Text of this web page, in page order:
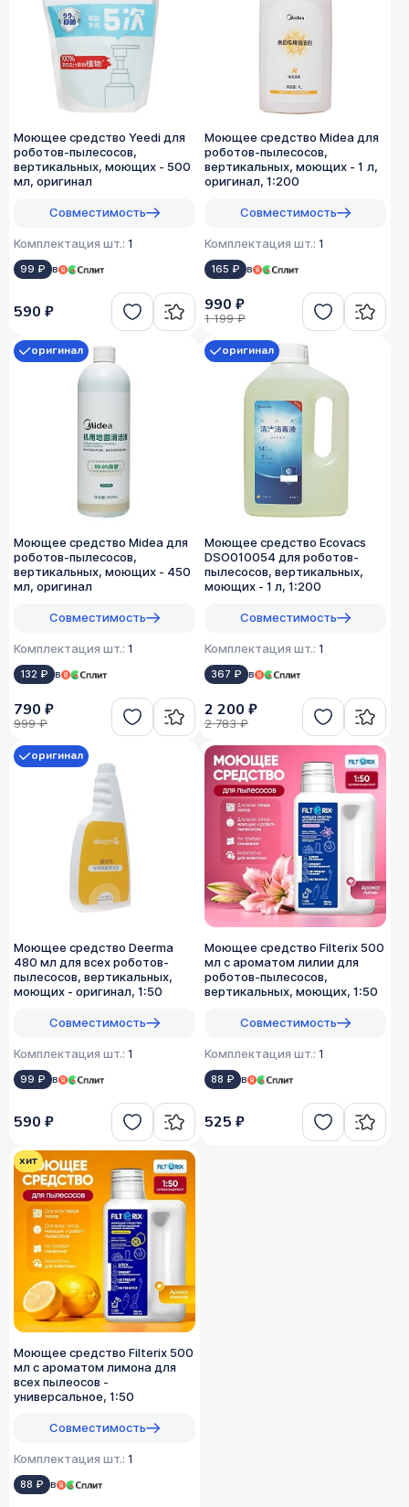
Моющее средство Yeedi для
роботов-пылесосов,
вертикальных, моющих - 500
мл, оригинал
Совместимость
Комплектация шт.: 1
99 ₽ в
590 ₽
Моющее средство Midea для
роботов-пылесосов,
вертикальных, моющих - 1 л,
оригинал, 1:200
Совместимость
Комплектация шт.: 1
165 ₽ в
990 ₽
1 199 ₽
Моющее средство Midea для
роботов-пылесосов,
вертикальных, моющих - 450
мл, оригинал
Совместимость
Комплектация шт.: 1
132 ₽ в
оригинал
790 ₽
999 ₽
Моющее средство Ecovacs
DSO010054 для роботов-
пылесосов, вертикальных,
моющих - 1 л, 1:200
Совместимость
Комплектация шт.: 1
367 ₽ в
оригинал
2 200 ₽
2 783 ₽
Моющее средство Deerma
480 мл для всех роботов-
пылесосов, вертикальных,
моющих - оригинал, 1:50
Совместимость
Комплектация шт.: 1
99 ₽ в
оригинал
590 ₽
Моющее средство Filterix 500
мл с ароматом лилии для
роботов-пылесосов,
вертикальных, моющих, 1:50
Совместимость
Комплектация шт.: 1
88 ₽ в
525 ₽
Моющее средство Filterix 500
мл с ароматом лимона для
всех пылеосов -
универсальное, 1:50
Совместимость
Комплектация шт.: 1
88 ₽ в
хит